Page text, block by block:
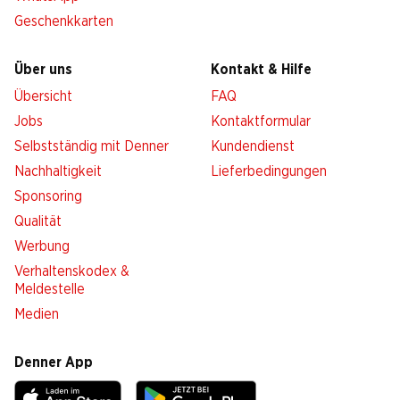
Geschenkkarten
Über uns
Übersicht
Jobs
Selbstständig mit Denner
Nachhaltigkeit
Sponsoring
Qualität
Werbung
Verhaltenskodex &
Meldestelle
Medien
Kontakt & Hilfe
FAQ
Kontaktformular
Kundendienst
Lieferbedingungen
Denner App